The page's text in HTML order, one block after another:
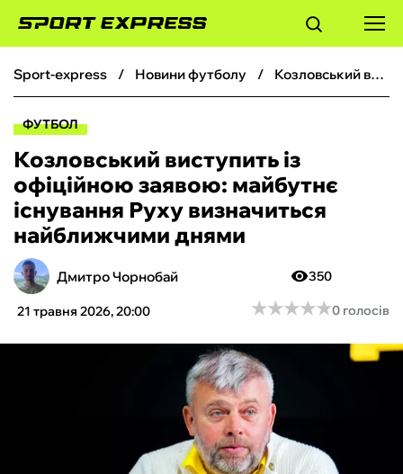
ФУТБОЛ
БОКС
ХОКЕЙ
ТЕНІС
КІБЕРСПОРТ
sport-express новини футболу Козловський виступить із офіційною заявою: майбутнє існування Руху визначиться найближчими днями
ФУТБОЛ
Козловський виступить із
офіційною заявою: майбутнє
існування Руху визначиться
найближчими днями
Дмитро Чорнобай
21 травня 2026, 20:00
350
★★★★★
★★★★★0 голосів